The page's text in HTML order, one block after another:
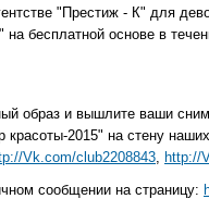
"Престиж - К" для
бесплатной основе в
образ и вышлите ваши
2015" на стену наших
Vk.com/club2208843 http://
сообщении на страницу: